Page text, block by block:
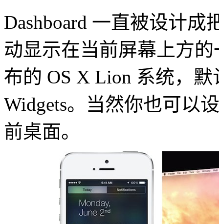
Dashboard 一直被设计
动显示在当前屏幕上方
布的 OS X Lion 系统，默
Widgets。当然你也可以
前桌面。